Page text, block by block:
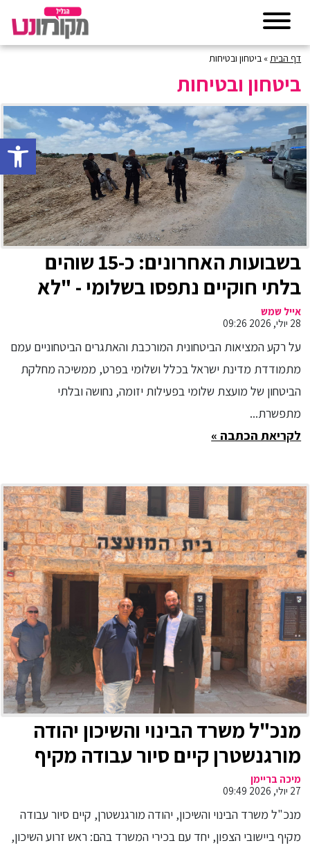
פתח
דף הבית » ביטחון ובטיחות
ביטחון ובטיחות
בשבועות האחרונים: כ-15 שוהים
בלתי חוקיים נתפסו בשלומי - "לא
מספיקים לעבוד יום אחד וכבר
נתפסים"
אייל שמש
28 יולי, 2026 09:26
על רקע המציאות הביטחונית המורכבת והאתגרים הביטחוניים עמם
מתמודדת מדינת ישראל בכלל ושלומי בפרט, ממשיכה מחלקת
הביטחון של מועצת שלומי בפעילות יזומה, נחושה ובלתי
מתפשרת...
לקריאת הכתבה »
מנכ"ל משרד הבינוי והשיכון יהודה
מורגנשטרן קיים סיור עבודה מקיף
ביישובי הצפון: "מחויבים להסיר
חסמים, לחזק את הרשויות ולהמשיך
את תנופת השיקום והפיתוח"
מיכה בריימן
27 יולי, 2026 09:49
מנכ"ל משרד הבינוי והשיכון, יהודה מורגנשטרן, קיים סיור עבודה
מקיף ביישובי הצפון, יחד עם בכירי המשרד בהם: ראש זרוע השיכון,